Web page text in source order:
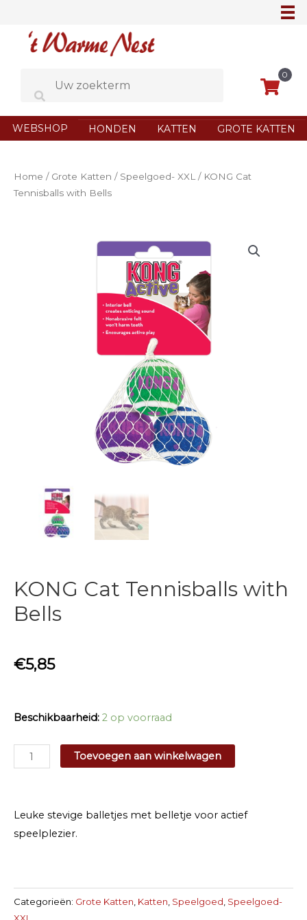
0
WEBSHOP HONDEN KATTEN GROTE KATTEN
Home / Grote Katten / Speelgoed- XXL / KONG Cat
Tennisballs with Bells
KONG Cat Tennisballs with
Bells
€5,85
Beschikbaarheid: 2 op voorraad
KONG
Cat
with
Toevoegen aan winkelwagen
Leuke stevige balletjes met belletje voor actief
speelplezier.
Categorieën: Grote Katten Katten Speelgoed Speelgoed-
XXL